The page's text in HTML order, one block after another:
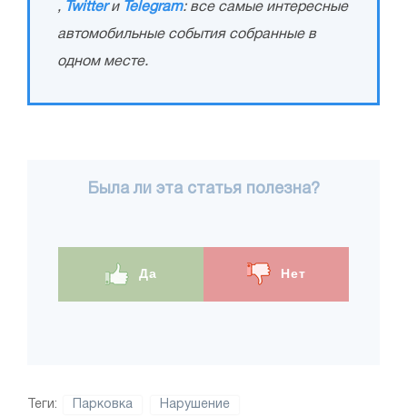
, Twitterи Telegram: все самые интересные
автомобильные события собранные в
одном месте.
Была ли эта статья полезна?
Да Нет
Теги: Парковка Нарушение